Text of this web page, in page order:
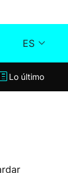
ES
Klisk
Lo último